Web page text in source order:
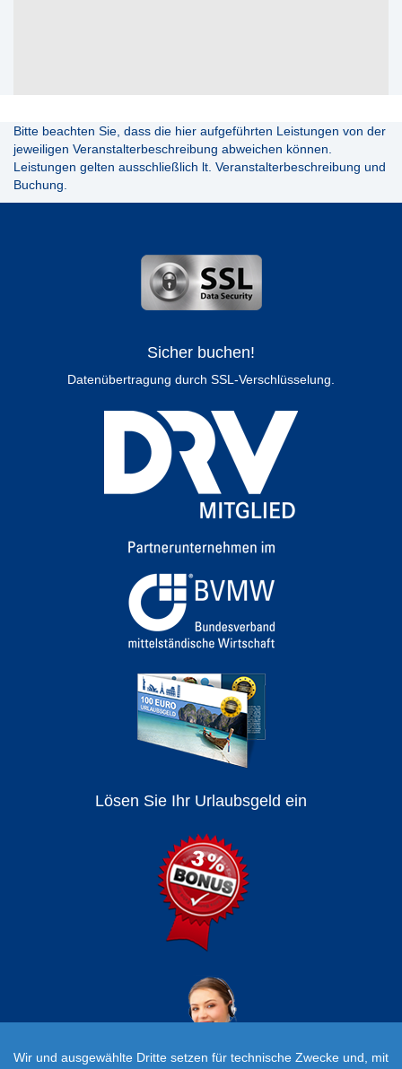
Bitte beachten Sie, dass die hier aufgeführten Leistungen von der
jeweiligen Veranstalterbeschreibung abweichen können.
Leistungen gelten ausschließlich lt. Veranstalterbeschreibung und
Buchung.
Sicher buchen!
Datenübertragung durch SSL-Verschlüsselung.
Lösen Sie Ihr Urlaubsgeld ein
Wir und ausgewählte Dritte setzen für technische Zwecke und, mit